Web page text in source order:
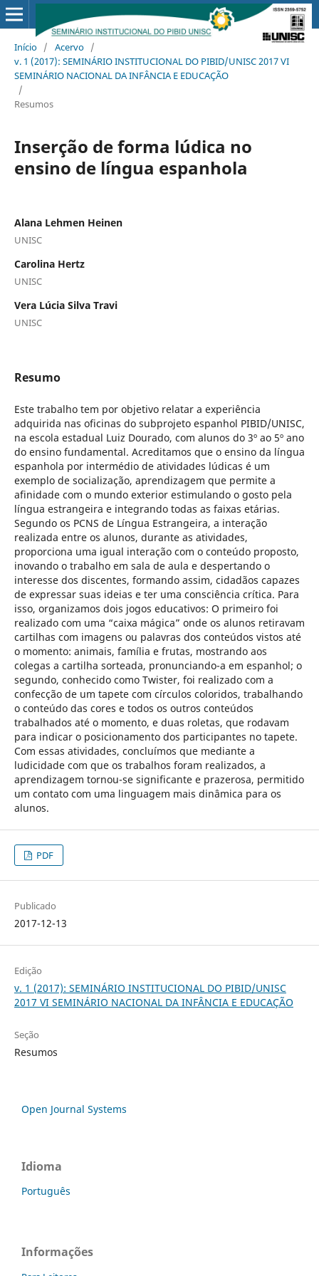
Início / Acervo /
v. 1 (2017): SEMINÁRIO INSTITUCIONAL DO PIBID/UNISC 2017 VI
SEMINÁRIO NACIONAL DA INFÂNCIA E EDUCAÇÃO
/
Resumos
Inserção de forma lúdica no
ensino de língua espanhola
Alana Lehmen Heinen
UNISC
Carolina Hertz
UNISC
Vera Lúcia Silva Travi
UNISC
Resumo
Este trabalho tem por objetivo relatar a experiência
adquirida nas oficinas do subprojeto espanhol PIBID/UNISC,
na escola estadual Luiz Dourado, com alunos do 3º ao 5º ano
do ensino fundamental. Acreditamos que o ensino da língua
espanhola por intermédio de atividades lúdicas é um
exemplo de socialização, aprendizagem que permite a
afinidade com o mundo exterior estimulando o gosto pela
língua estrangeira e integrando todas as faixas etárias.
Segundo os PCNS de Língua Estrangeira, a interação
realizada entre os alunos, durante as atividades,
proporciona uma igual interação com o conteúdo proposto,
inovando o trabalho em sala de aula e despertando o
interesse dos discentes, formando assim, cidadãos capazes
de expressar suas ideias e ter uma consciência crítica. Para
isso, organizamos dois jogos educativos: O primeiro foi
realizado com uma “caixa mágica” onde os alunos retiravam
cartilhas com imagens ou palavras dos conteúdos vistos até
o momento: animais, família e frutas, mostrando aos
colegas a cartilha sorteada, pronunciando-a em espanhol; o
segundo, conhecido como Twister, foi realizado com a
confecção de um tapete com círculos coloridos, trabalhando
o conteúdo das cores e todos os outros conteúdos
trabalhados até o momento, e duas roletas, que rodavam
para indicar o posicionamento dos participantes no tapete.
Com essas atividades, concluímos que mediante a
ludicidade com que os trabalhos foram realizados, a
aprendizagem tornou-se significante e prazerosa, permitido
um contato com uma linguagem mais dinâmica para os
alunos.
PDF
Publicado
2017-12-13
Edição
v. 1 (2017): SEMINÁRIO INSTITUCIONAL DO PIBID/UNISC
2017 VI SEMINÁRIO NACIONAL DA INFÂNCIA E EDUCAÇÃO
Seção
Resumos
Open Journal Systems
Idioma
Português
Informações